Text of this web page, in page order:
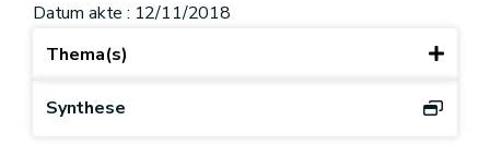
Datum akte : 12/11/2018
Thema(s)
Synthese